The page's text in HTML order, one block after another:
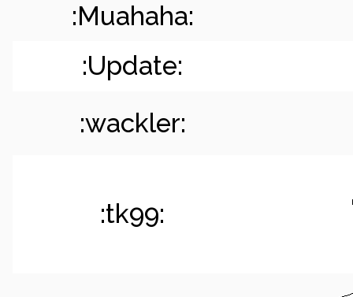
:Muahaha:
:Update:
:wackler:
:tk99: